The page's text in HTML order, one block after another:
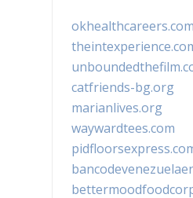
okhealthcareers.com
catfriends-bg.org
marianlives.org
waywardtees.com